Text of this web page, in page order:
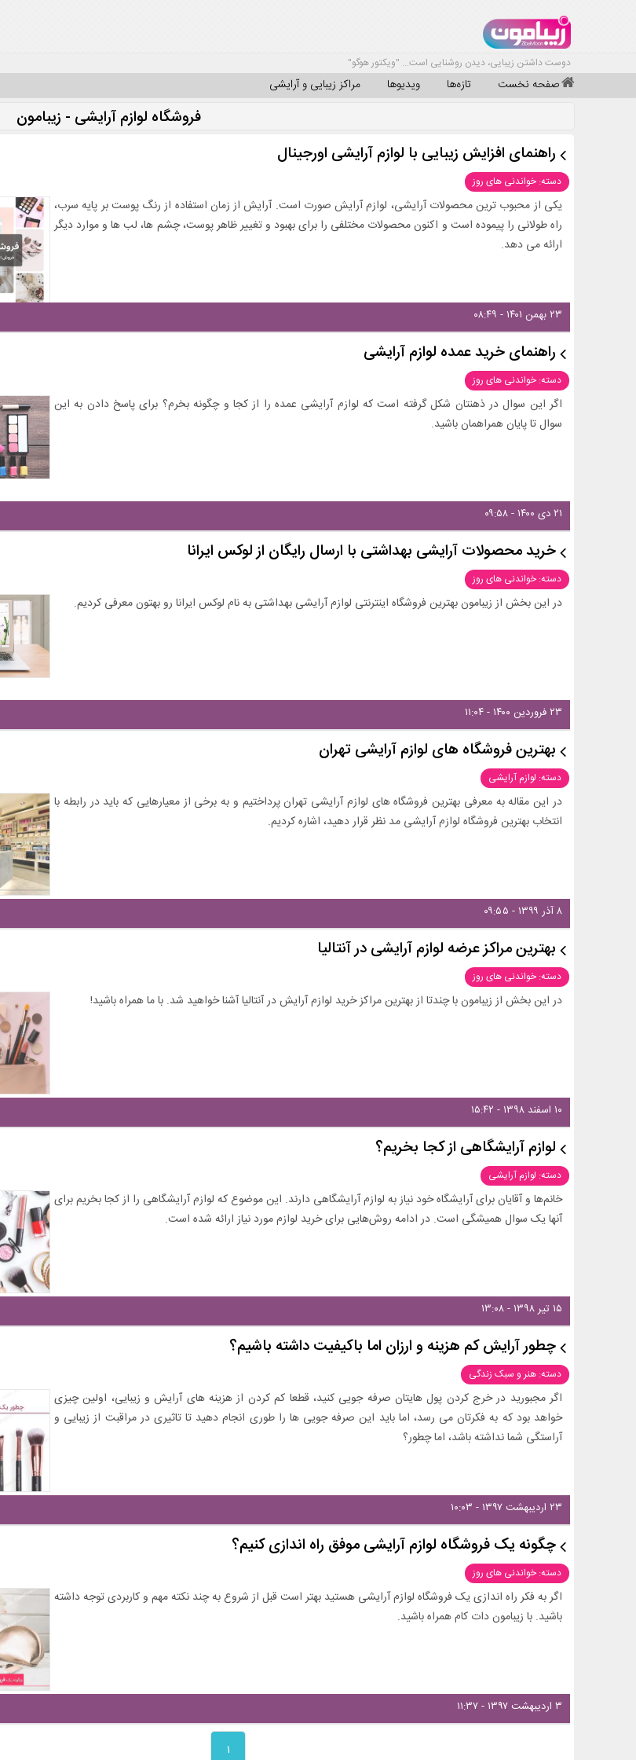
دوست داشتن زیبایی، دیدن روشنایی است... "ویکتور هوگو"
صفحه نخست تازه‌ها ویدیوها مراکز زیبایی و آرایشی
فروشگاه لوازم آرایشی - زیبامون
راهنمای افزایش زیبایی با لوازم آرایشی اورجینال
دسته: خواندنی های روز
یکی از محبوب ترین محصولات آرایشی، لوازم آرایش صورت است. آرایش از زمان استفاده از رنگ پوست بر پایه سرب،
راه طولانی را پیموده است و اکنون محصولات مختلفی را برای بهبود و تغییر ظاهر پوست، چشم ها، لب ها و موارد دیگر
ارائه می دهد.
۲۳ بهمن ۱۴۰۱ - ۰۸:۴۹
راهنمای خرید عمده لوازم آرایشی
دسته: خواندنی های روز
اگر این سوال در ذهنتان شکل گرفته است که لوازم آرایشی عمده را از کجا و چگونه بخرم؟ برای پاسخ دادن به این
سوال تا پایان همراهمان باشید.
۲۱ دی ۱۴۰۰ - ۰۹:۵۸
خرید محصولات آرایشی بهداشتی با ارسال رایگان از لوکس ایرانا
دسته: خواندنی های روز
در این بخش از زیبامون بهترین فروشگاه اینترنتی لوازم آرایشی بهداشتی به نام لوکس ایرانا رو بهتون معرفی کردیم.
۲۳ فروردین ۱۴۰۰ - ۱۱:۰۴
بهترین فروشگاه های لوازم آرایشی تهران
دسته: لوازم آرایشی
در این مقاله به معرفی بهترین فروشگاه های لوازم آرایشی تهران پرداختیم و به برخی از معیارهایی که باید در رابطه با
انتخاب بهترین فروشگاه لوازم آرایشی مد نظر قرار دهید، اشاره کردیم.
۸ آذر ۱۳۹۹ - ۰۹:۵۵
بهترین مراکز عرضه لوازم آرایشی در آنتالیا
دسته: خواندنی های روز
در این بخش از زیبامون با چندتا از بهترین مراکز خرید لوازم آرایش در آنتالیا آشنا خواهید شد. با ما همراه باشید!
۱۰ اسفند ۱۳۹۸ - ۱۵:۴۲
لوازم آرایشگاهی از کجا بخریم؟
دسته: لوازم آرایشی
خانم‌ها و آقایان برای آرایشگاه خود نیاز به لوازم آرایشگاهی دارند. این موضوع که لوازم آرایشگاهی را از کجا بخریم برای
آنها یک سوال همیشگی است. در ادامه روش‌هایی برای خرید لوازم مورد نیاز ارائه شده است.
۱۵ تیر ۱۳۹۸ - ۱۳:۰۸
چطور آرایش کم هزینه و ارزان اما باکیفیت داشته باشیم؟
دسته: هنر و سبک زندگی
اگر مجبورید در خرج کردن پول هایتان صرفه جویی کنید، قطعا کم کردن از هزینه های آرایش و زیبایی، اولین چیزی
خواهد بود که به فکرتان می رسد، اما باید این صرفه جویی ها را طوری انجام دهید تا تاثیری در مراقبت از زیبایی و
آراستگی شما نداشته باشد، اما چطور؟
۲۳ اردیبهشت ۱۳۹۷ - ۱۰:۰۳
چگونه یک فروشگاه لوازم آرایشی موفق راه اندازی کنیم؟
دسته: خواندنی های روز
اگر به فکر راه اندازی یک فروشگاه لوازم آرایشی هستید بهتر است قبل از شروع به چند نکته مهم و کاربردی توجه داشته
باشید. با زیبامون دات کام همراه باشید.
۳ اردیبهشت ۱۳۹۷ - ۱۱:۳۷
۱